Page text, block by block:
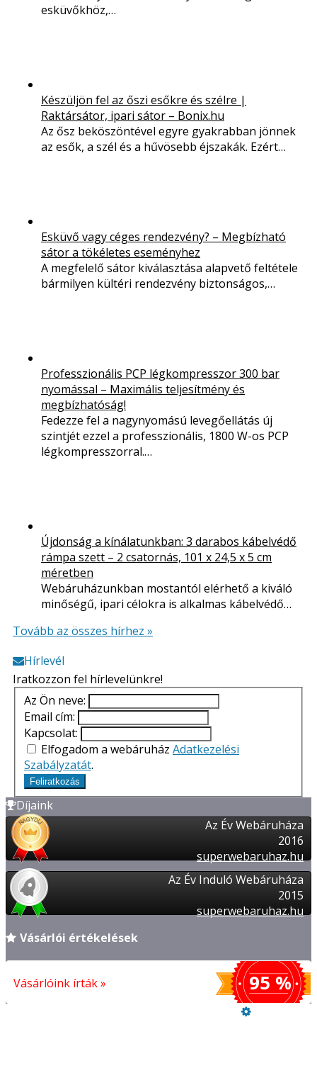
esküvőkhöz,…
Készüljön fel az őszi esőkre és szélre |
Raktársátor, ipari sátor – Bonix.hu
Az ősz beköszöntével egyre gyakrabban jönnek
az esők, a szél és a hűvösebb éjszakák. Ezért…
Esküvő vagy céges rendezvény? – Megbízható
sátor a tökéletes eseményhez
A megfelelő sátor kiválasztása alapvető feltétele
bármilyen kültéri rendezvény biztonságos,…
Professzionális PCP légkompresszor 300 bar
nyomással – Maximális teljesítmény és
megbízhatóság!
Fedezze fel a nagynyomású levegőellátás új
szintjét ezzel a professzionális, 1800 W-os PCP
légkompresszorral.…
Újdonság a kínálatunkban: 3 darabos kábelvédő
rámpa szett – 2 csatornás, 101 x 24,5 x 5 cm
méretben
Webáruházunkban mostantól elérhető a kiváló
minőségű, ipari célokra is alkalmas kábelvédő…
Tovább az összes hírhez »
Hírlevél
Iratkozzon fel hírlevelünkre!
Az Ön neve:
Email cím:
Kapcsolat:
Elfogadom a webáruház Adatkezelési
Szabályzatát.
Feliratkozás
Díjaink
Az Év Webáruháza
2016
superwebaruhaz.hu
Az Év Induló Webáruháza
2015
superwebaruhaz.hu
Vásárlói értékelések
Vásárlóink írták » 95 %